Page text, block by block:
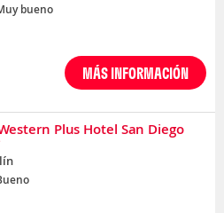
bueno
MÁS INFORMACIÓN
Plus Hotel San Diego